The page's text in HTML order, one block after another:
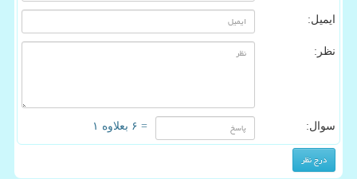
ایمیل:
نظر:
سوال: = ۶ بعلاوه ۱